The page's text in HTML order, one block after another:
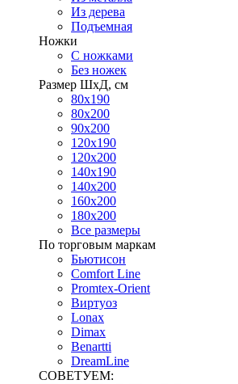
Из дерева
Подъемная
Ножки
С ножками
Без ножек
Размер ШхД, см
80х190
80х200
90х200
120х190
120х200
140х190
140х200
160х200
180х200
Все размеры
По торговым маркам
Бьютисон
Comfort Line
Promtex-Orient
Виртуоз
Lonax
Dimax
Benartti
DreamLine
СОВЕТУЕМ: